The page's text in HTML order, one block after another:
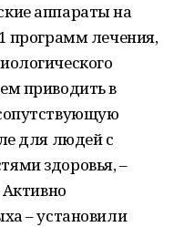
аппараты на
программ лечения,
приводить в
для людей с
здоровья, –
– установили